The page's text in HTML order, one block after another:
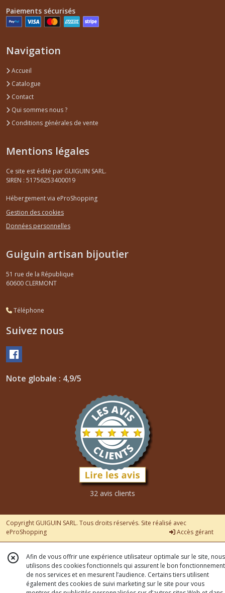
Paiements sécurisés
Navigation
Accueil
Catalogue
Contact
Qui sommes nous ?
Conditions générales de vente
Mentions légales
Ce site est édité par GUIGUIN SARL.
SIREN : 51756253400019
Hébergement via eProShopping
Gestion des cookies
Données personnelles
Guiguin artisan bijoutier
51 rue de la République
60600 CLERMONT
Téléphone
Suivez nous
Note globale : 4,9/5
32 avis clients
Copyright GUIGUIN SARL. Tous droits réservés. Site réalisé avec
eProShopping
Accès gérant
Afin de vous offrir une expérience utilisateur optimale sur le site, nous
utilisons des cookies fonctionnels qui assurent le bon fonctionnement
de nos services et en mesurent l’audience. Certains tiers utilisent
également des cookies de suivi marketing sur le site pour vous